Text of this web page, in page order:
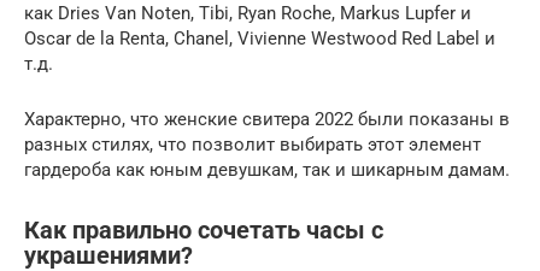
как Dries Van Noten, Tibi, Ryan Roche, Markus Lupfer и
Oscar de la Renta, Chanel, Vivienne Westwood Red Label и
т.д.
Характерно, что женские свитера 2022 были показаны в
разных стилях, что позволит выбирать этот элемент
гардероба как юным девушкам, так и шикарным дамам.
Как правильно сочетать часы с
украшениями?